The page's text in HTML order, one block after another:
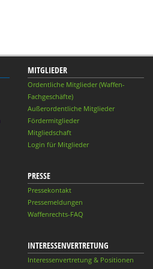
MITGLIEDER
Ordentliche Mitglieder (Waffen-
Fachgeschäfte)
Außerordentliche Mitglieder
Fördermitglieder
Mitgliedschaft
Login für Mitglieder
PRESSE
Pressekontakt
Pressemeldungen
Waffenrechts-FAQ
INTERESSENVERTRETUNG
Interessenvertretung & Positionen